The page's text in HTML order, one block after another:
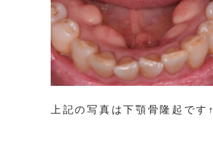
上記の写真は下顎骨隆起です↑